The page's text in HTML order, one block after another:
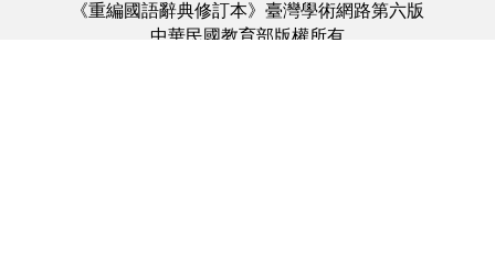
《重編國語辭典修訂本》臺灣學術網路第六版
中華民國教育部版權所有